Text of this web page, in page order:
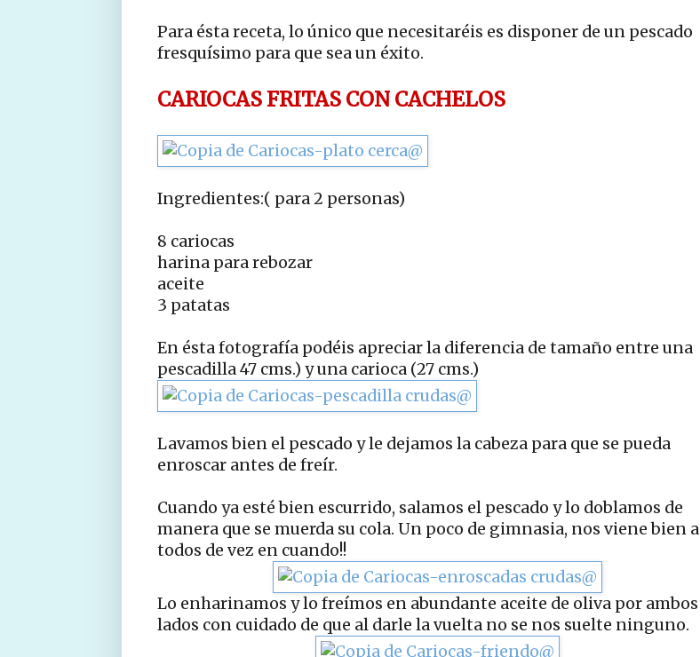
Para ésta receta, lo único que necesitaréis es disponer de un pescado
fresquísimo para que sea un éxito.
CARIOCAS FRITAS CON CACHELOS
Ingredientes:( para 2 personas)
8 cariocas
harina para rebozar
aceite
3 patatas
En ésta fotografía podéis apreciar la diferencia de tamaño entre una
pescadilla 47 cms.) y una carioca (27 cms.)
Lavamos bien el pescado y le dejamos la cabeza para que se pueda
enroscar antes de freír.
Cuando ya esté bien escurrido, salamos el pescado y lo doblamos de
manera que se muerda su cola. Un poco de gimnasia, nos viene bien a
todos de vez en cuando!!
Lo enharinamos y lo freímos en abundante aceite de oliva por ambos
lados con cuidado de que al darle la vuelta no se nos suelte ninguno.